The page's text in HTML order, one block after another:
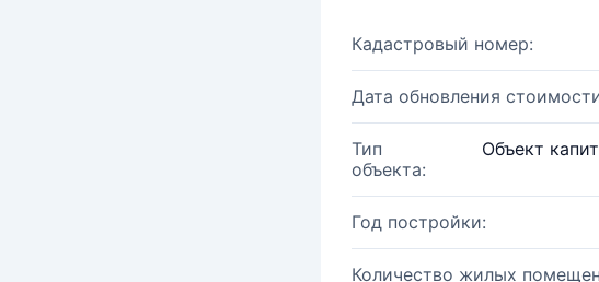
Кадастровый номер:
Дата обновления
Тип
объекта:
Объект
Год постройки:
Количество жилых